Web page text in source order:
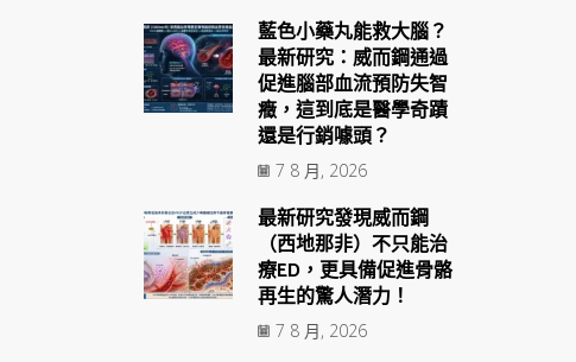
藍色小藥丸能救大腦？
最新研究：威而鋼通過
促進腦部血流預防失智
癥，這到底是醫學奇蹟
還是行銷噱頭？
7 8 月, 2026
最新研究發現威而鋼
（西地那非）不只能治
療ED，更具備促進骨骼
再生的驚人潛力！
7 8 月, 2026